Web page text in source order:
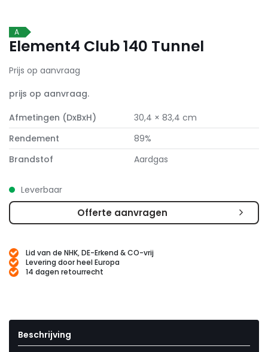
A
Element4 Club 140 Tunnel
Prijs op aanvraag
prijs op aanvraag.
Afmetingen (DxBxH)
30,4 × 83,4 cm
Rendement
89%
Brandstof
Aardgas
Leverbaar
Offerte aanvragen
Lid van de NHK, DE-Erkend & CO-vrij
Levering door heel Europa
14 dagen retourrecht
Beschrijving